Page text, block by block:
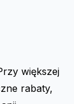
większej
rabaty,